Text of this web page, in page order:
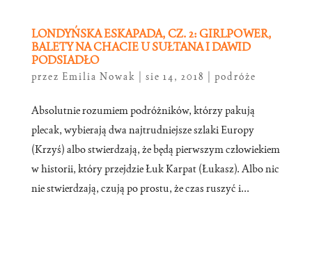
LONDYŃSKA ESKAPADA, CZ. 2: GIRLPOWER,
BALETY NA CHACIE U SUŁTANA I DAWID
PODSIADŁO
przez Emilia Nowak sie 14, 2018 podróże
Absolutnie rozumiem podróżników, którzy pakują
plecak, wybierają dwa najtrudniejsze szlaki Europy
(Krzyś) albo stwierdzają, że będą pierwszym człowiekiem
w historii, który przejdzie Łuk Karpat (Łukasz). Albo nic
nie stwierdzają, czują po prostu, że czas ruszyć i...